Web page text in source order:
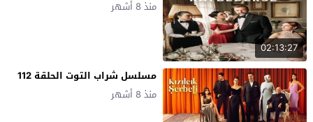
02:13:27
منذ 8 أشهر
مسلسل شراب التوت الحلقة 112
منذ 8 أشهر